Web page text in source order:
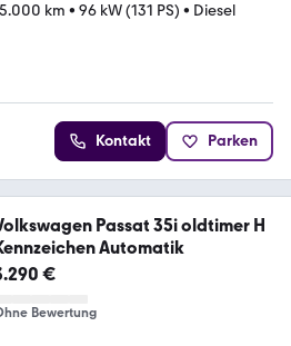
km • 96 kW (131 PS) • Diesel
Kontakt Parken
Passat 35i oldtimer H
Automatik
€
Bewertung